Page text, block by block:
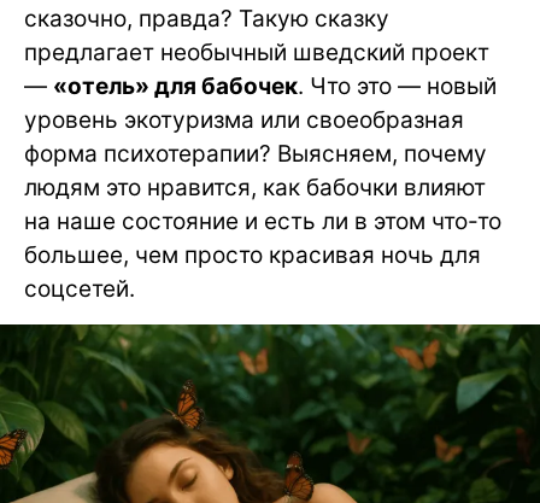
сказочно, правда? Такую сказку
предлагает необычный шведский проект
— «отель» для бабочек. Что это — новый
уровень экотуризма или своеобразная
форма психотерапии? Выясняем, почему
людям это нравится, как бабочки влияют
на наше состояние и есть ли в этом что-то
большее, чем просто красивая ночь для
соцсетей.